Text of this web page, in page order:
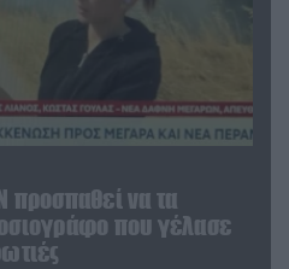
προσπαθεί να τα
που γέλασε